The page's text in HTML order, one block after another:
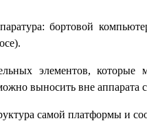
бортовой
элементов,
выносить вне
самой платформы и